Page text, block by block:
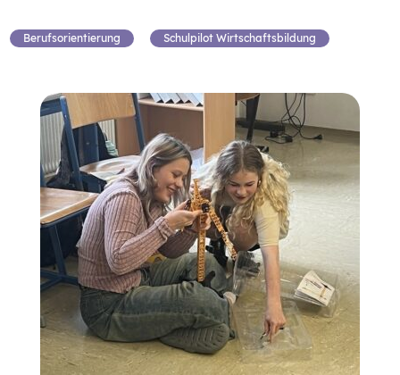
Berufsorientierung Schulpilot Wirtschaftsbildung